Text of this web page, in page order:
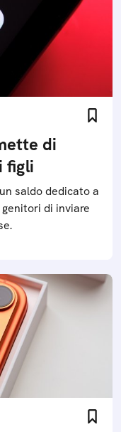
di
figli
saldo dedicato a
di inviare